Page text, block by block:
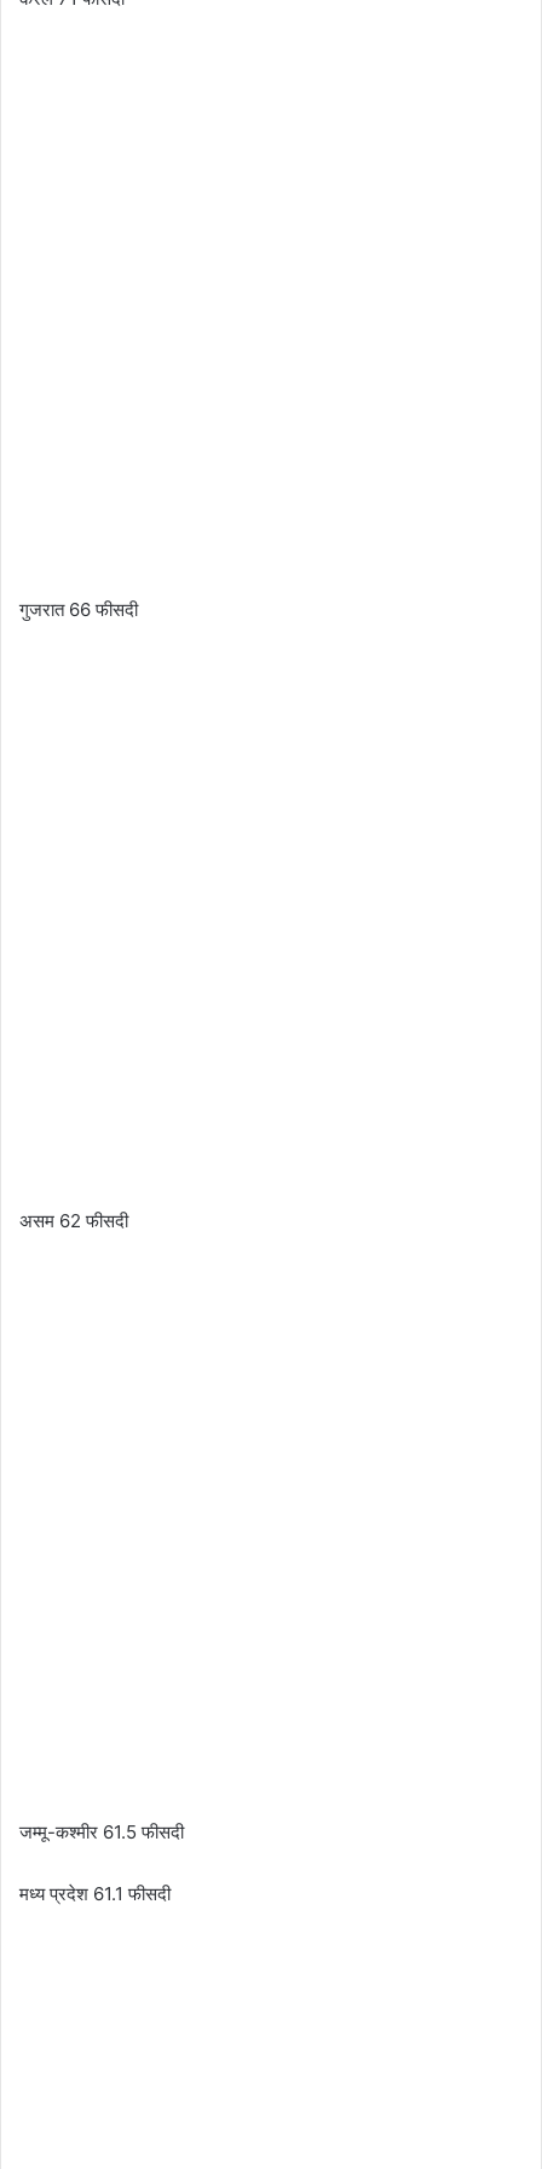
गुजरात 66 फीसदी
असम 62 फीसदी
जम्मू-कश्मीर 61.5 फीसदी
मध्य प्रदेश 61.1 फीसदी